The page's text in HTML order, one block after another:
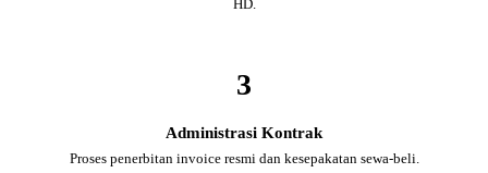
HD.
3
Administrasi Kontrak
Proses penerbitan invoice resmi dan kesepakatan sewa-beli.